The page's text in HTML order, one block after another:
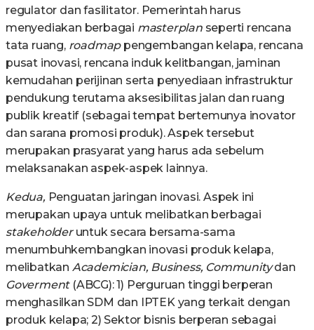
regulator dan fasilitator. Pemerintah harus
menyediakan berbagai masterplanseperti rencana
tata ruang, roadmappengembangan kelapa, rencana
pusat inovasi, rencana induk kelitbangan, jaminan
kemudahan perijinan serta penyediaan infrastruktur
pendukung terutama aksesibilitas jalan dan ruang
publik kreatif (sebagai tempat bertemunya inovator
dan sarana promosi produk). Aspek tersebut
merupakan prasyarat yang harus ada sebelum
melaksanakan aspek-aspek lainnya.
Kedua, Penguatan jaringan inovasi. Aspek ini
merupakan upaya untuk melibatkan berbagai
stakeholderuntuk secara bersama-sama
menumbuhkembangkan inovasi produk kelapa,
melibatkan Academician, Business, Communitydan
Goverment(ABCG): 1) Perguruan tinggi berperan
menghasilkan SDM dan IPTEK yang terkait dengan
produk kelapa; 2) Sektor bisnis berperan sebagai